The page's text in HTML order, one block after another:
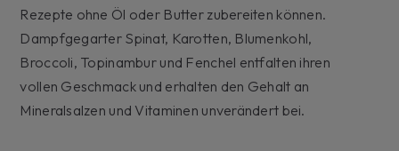
Rezepte ohne Öl oder Butter zubereiten können.
Dampfgegarter Spinat, Karotten, Blumenkohl,
Broccoli, Topinambur und Fenchel entfalten ihren
vollen Geschmack und erhalten den Gehalt an
Mineralsalzen und Vitaminen unverändert bei.